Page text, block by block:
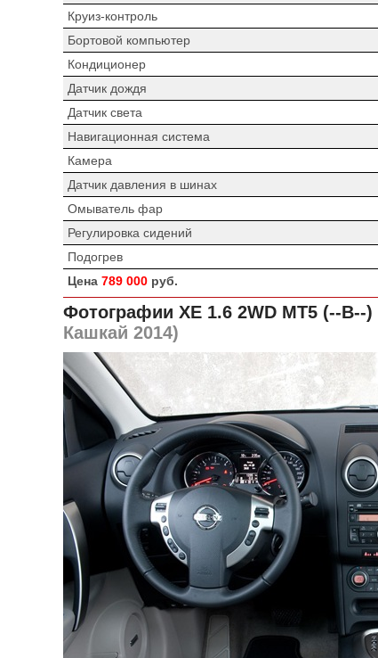
Круиз-контроль
Бортовой компьютер
Кондиционер
Датчик дождя
Датчик света
Навигационная система
Камера
Датчик давления в шинах
Омыватель фар
Регулировка сидений
Подогрев
Цена 789 000руб.
Фотографии XE 1.6 2WD MT5 (--B--)
Кашкай 2014)